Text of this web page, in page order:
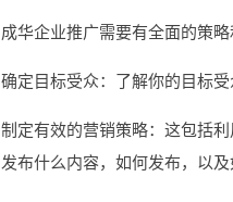
成华企业推广需要有全面的策
确定目标受众：了解你的目标
制定有效的营销策略：这包括
发布什么内容，如何发布，以及